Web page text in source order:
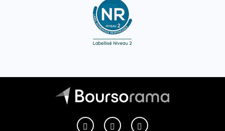
Boursorama sur Facebook
Boursorama sur XBoursorama sur